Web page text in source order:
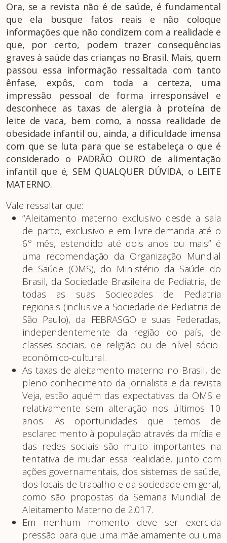
Ora, se a revista não é de saúde, é fundamental
que ela busque fatos reais e não coloque
informações que não condizem com a realidade e
que, por certo, podem trazer consequências
graves à saúde das crianças no Brasil. Mais, quem
passou essa informação ressaltada com tanto
ênfase, expôs, com toda a certeza, uma
impressão pessoal de forma irresponsável e
desconhece as taxas de alergia à proteína de
leite de vaca, bem como, a nossa realidade de
obesidade infantil ou, ainda, a dificuldade imensa
com que se luta para que se estabeleça o que é
considerado o PADRÃO OURO de alimentação
infantil que é, SEM QUALQUER DÚVIDA, o LEITE
MATERNO.
Vale ressaltar que:
“Aleitamento materno exclusivo desde a sala
de parto, exclusivo e em livre-demanda até o
6º mês, estendido até dois anos ou mais” é
uma recomendação da Organização Mundial
de Saúde (OMS), do Ministério da Saúde do
Brasil, da Sociedade Brasileira de Pediatria, de
todas as suas Sociedades de Pediatria
regionais (inclusive a Sociedade de Pediatria de
São Paulo), da FEBRASGO e suas Federadas,
independentemente da região do país, de
classes sociais, de religião ou de nível sócio-
econômico-cultural.
As taxas de aleitamento materno no Brasil, de
pleno conhecimento da jornalista e da revista
Veja, estão aquém das expectativas da OMS e
relativamente sem alteração nos últimos 10
anos. As oportunidades que temos de
esclarecimento à população através da mídia e
das redes sociais são muito importantes na
tentativa de mudar essa realidade, junto com
ações governamentais, dos sistemas de saúde,
dos locais de trabalho e da sociedade em geral,
como são propostas da Semana Mundial de
Aleitamento Materno de 2.017.
Em nenhum momento deve ser exercida
pressão para que uma mãe amamente ou uma